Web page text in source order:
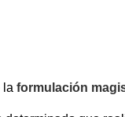
la formulación